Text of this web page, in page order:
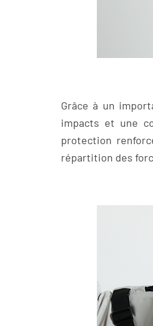
Grâce à un
impacts et une
protection
répartition des